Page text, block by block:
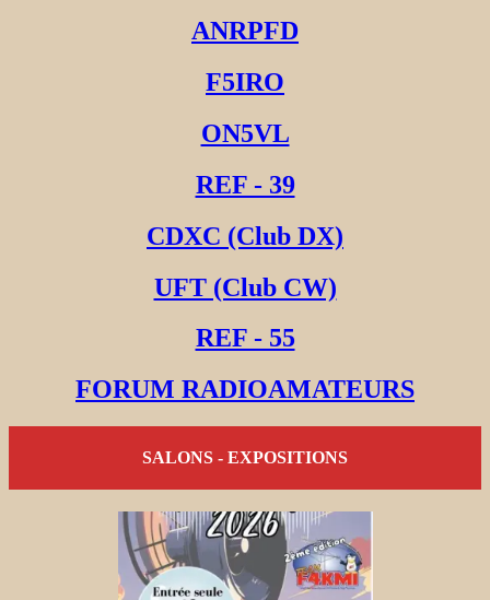
ANRPFD
F5IRO
ON5VL
REF - 39
CDXC (Club DX)
UFT (Club CW)
REF - 55
FORUM RADIOAMATEURS
SALONS - EXPOSITIONS